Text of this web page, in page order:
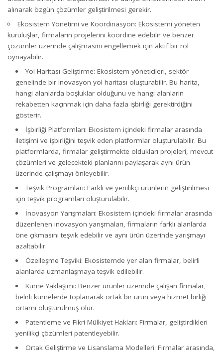
alınarak özgün çözümler geliştirilmesi gerekir.
Ekosistem Yönetimi ve Koordinasyon: Ekosistemi yöneten
kuruluşlar, firmaların projelerini koordine edebilir ve benzer
çözümler üzerinde çalışmasını engellemek için aktif bir rol
oynayabilir.
Yol Haritası Geliştirme: Ekosistem yöneticileri, sektör
genelinde bir inovasyon yol haritası oluşturabilir. Bu harita,
hangi alanlarda boşluklar olduğunu ve hangi alanların
rekabetten kaçınmak için daha fazla işbirliği gerektirdiğini
gösterir.
İşbirliği Platformları: Ekosistem içindeki firmalar arasında
iletişimi ve işbirliğini teşvik eden platformlar oluşturulabilir. Bu
platformlarda, firmalar geliştirmekte oldukları projeleri, mevcut
çözümleri ve gelecekteki planlarını paylaşarak aynı ürün
üzerinde çalışmayı önleyebilir.
Teşvik Programları: Farklı ve yenilikçi ürünlerin geliştirilmesi
için teşvik programları oluşturulabilir.
İnovasyon Yarışmaları: Ekosistem içindeki firmalar arasında
düzenlenen inovasyon yarışmaları, firmaların farklı alanlarda
öne çıkmasını teşvik edebilir ve aynı ürün üzerinde yarışmayı
azaltabilir.
Özelleşme Teşviki: Ekosistemde yer alan firmalar, belirli
alanlarda uzmanlaşmaya teşvik edilebilir.
Küme Yaklaşımı: Benzer ürünler üzerinde çalışan firmalar,
belirli kümelerde toplanarak ortak bir ürün veya hizmet birliği
ortamı oluşturulmuş olur.
Patentleme ve Fikri Mülkiyet Hakları: Firmalar, geliştirdikleri
yenilikçi çözümleri patentleyebilir.
Ortak Geliştirme ve Lisanslama Modelleri: Firmalar arasında,